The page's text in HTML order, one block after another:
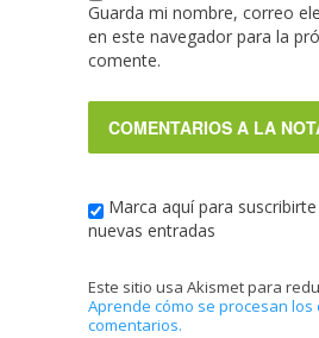
Guarda mi nombre, correo
en este navegador para la
comente.
Marca aquí para
nuevas entradas
Este sitio usa Akismet para
Aprende cómo se procesan los
comentarios.